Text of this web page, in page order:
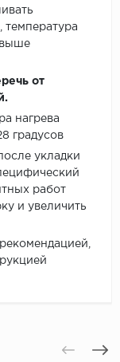
температура
выше
от
нагрева
градусов
укладки
работ
и увеличить